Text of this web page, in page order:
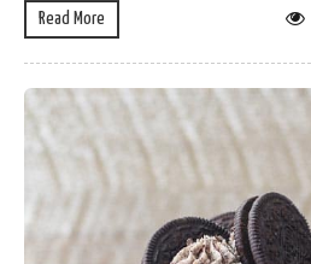
Read More